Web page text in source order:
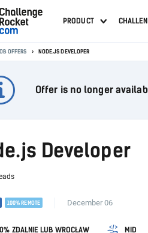
PRODUCT
OFFERS NODE.JS DEVELOPER
Offer is no longer
Developer
100% REMOTE December 06
ZDALNIE LUB WROCŁAW MID